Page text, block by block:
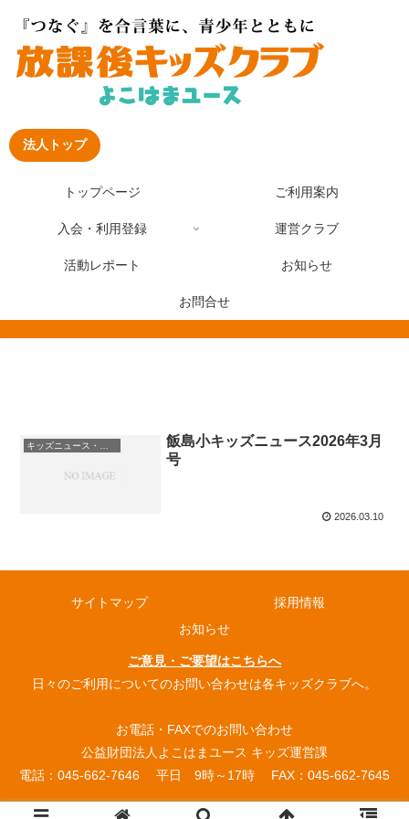
法人トップ
トップページ ご利用案内
入会・利用登録 運営クラブ
活動レポート お知らせ
お問合せ
キッズニュース・お知らせ
飯島小キッズニュース2026年3月
号
2026.03.10
サイトマップ
採用情報
お知らせ
ご意見・ご要望はこちらへ
日々のご利用についてのお問い合わせは各キッズクラブへ。
お電話・FAXでのお問い合わせ
公益財団法人よこはまユース キッズ運営課
電話：045-662-7646 平日 9時～17時 FAX：045-662-7645